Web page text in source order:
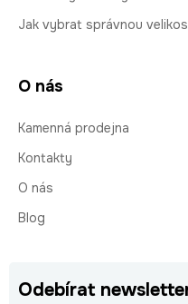
Jak vybrat správnou
O nás
Kamenná prodejna
Kontakty
O nás
Blog
Odebírat